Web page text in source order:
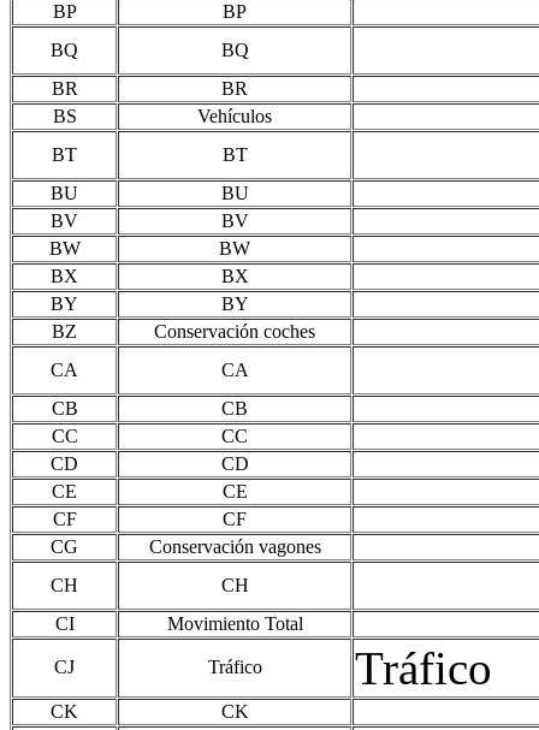
BP
BP
BQ
BQ
BR
BR
BS
Vehículos
BT
BT
BU
BU
BV
BV
BW
BW
BX
BX
BY
BY
BZ
Conservación coches
CA
CA
CB
CB
CC
CC
CD
CD
CE
CE
CF
CF
CG
Conservación vagones
CH
CH
CI
Movimiento Total
CJ Tráfico Tráfico
CK
CK